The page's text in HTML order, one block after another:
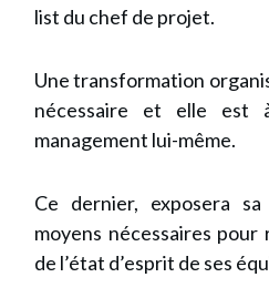
list du chef de projet.
Une transformation
nécessaire et elle est
management lui-même.
Ce dernier, exposera
moyens nécessaires
de l’état d’esprit de ses